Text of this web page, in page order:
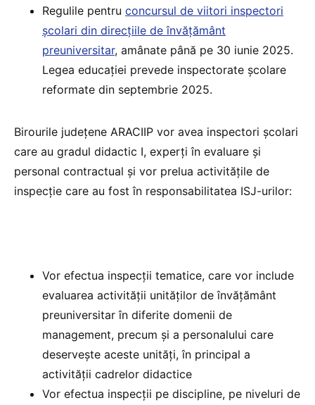
Regulile pentru concursul de viitori inspectori
școlari din direcțiile de învățământ
preuniversitar, amânate până pe 30 iunie 2025.
Legea educației prevede inspectorate școlare
reformate din septembrie 2025.
Birourile județene ARACIIP vor avea inspectori şcolari
care au gradul didactic I, experţi în evaluare şi
personal contractual şi vor prelua activitățile de
inspecție care au fost în responsabilitatea ISJ-urilor:
Vor efectua inspecții tematice, care vor include
evaluarea activității unităților de învățământ
preuniversitar în diferite domenii de
management, precum și a personalului care
deservește aceste unități, în principal a
activității cadrelor didactice
Vor efectua inspecții pe discipline, pe niveluri de